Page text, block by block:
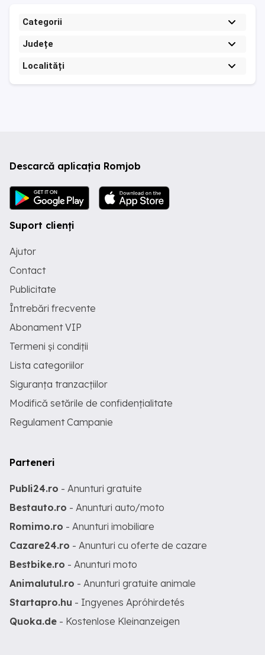
Categorii
Județe
Localități
Descarcă aplicația Romjob
Suport clienți
Ajutor
Contact
Publicitate
Întrebări frecvente
Abonament VIP
Termeni și condiții
Lista categoriilor
Siguranța tranzacțiilor
Modifică setările de confidențialitate
Regulament Campanie
Parteneri
Publi24.ro - Anunturi gratuite
Bestauto.ro - Anunturi auto/moto
Romimo.ro - Anunturi imobiliare
Cazare24.ro - Anunturi cu oferte de cazare
Bestbike.ro - Anunturi moto
Animalutul.ro - Anunturi gratuite animale
Startapro.hu - Ingyenes Apróhirdetés
Quoka.de - Kostenlose Kleinanzeigen